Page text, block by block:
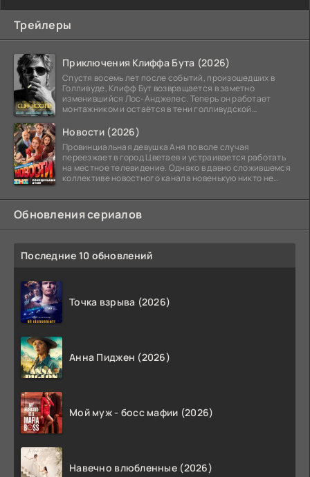
Трейлеры
Приключения Клиффа Бута (2026)
Спустя восемь лет после событий, произошедших в
Голливуде, Клифф Бут возвращается в заметно
изменившийся Лос-Анджелес. Теперь он работает
монтажником и остаётся в тени голливудской
Новости (2026)
Провинциальная девушка Аня по воле случая
переезжает в город Цветаев и устраивается работать
на местное телевидение. Однако в давно сложившемся
коллективе новостного канала новенькую никто не
Обновления сериалов
Последние 10 обновлений
Точка взрыва (2026)
Анна Пиджен (2026)
Мой муж - босс мафии (2026)
Навечно влюбленные (2026)